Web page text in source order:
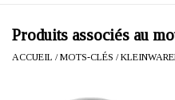
Produits associés au
ACCUEIL /MOTS-CLÉS /